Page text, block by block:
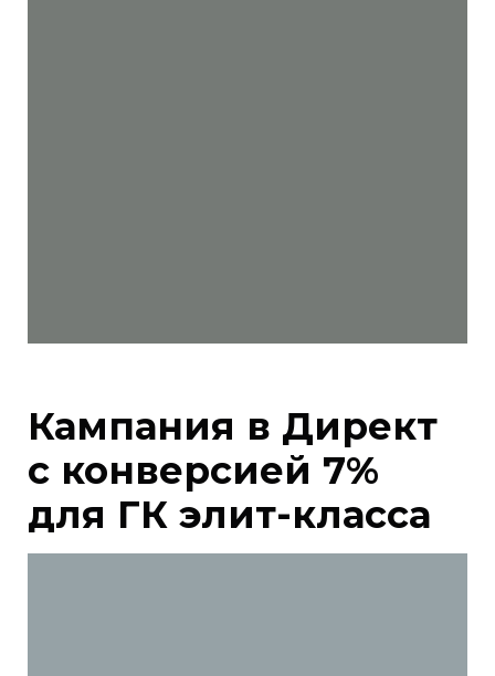
Кампания в Директ
с конверсией 7%
для ГК элит-класса